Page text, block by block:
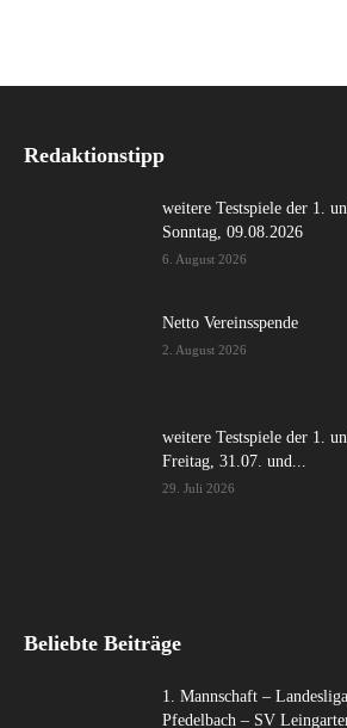
Redaktionstipp
weitere Testspiele der 1.
Sonntag, 09.08.2026
6. August 2026
Netto Vereinsspende
2. August 2026
weitere Testspiele der 1.
Freitag, 31.07. und...
29. Juli 2026
Beliebte Beiträge
1. Mannschaft –
Pfedelbach – SV